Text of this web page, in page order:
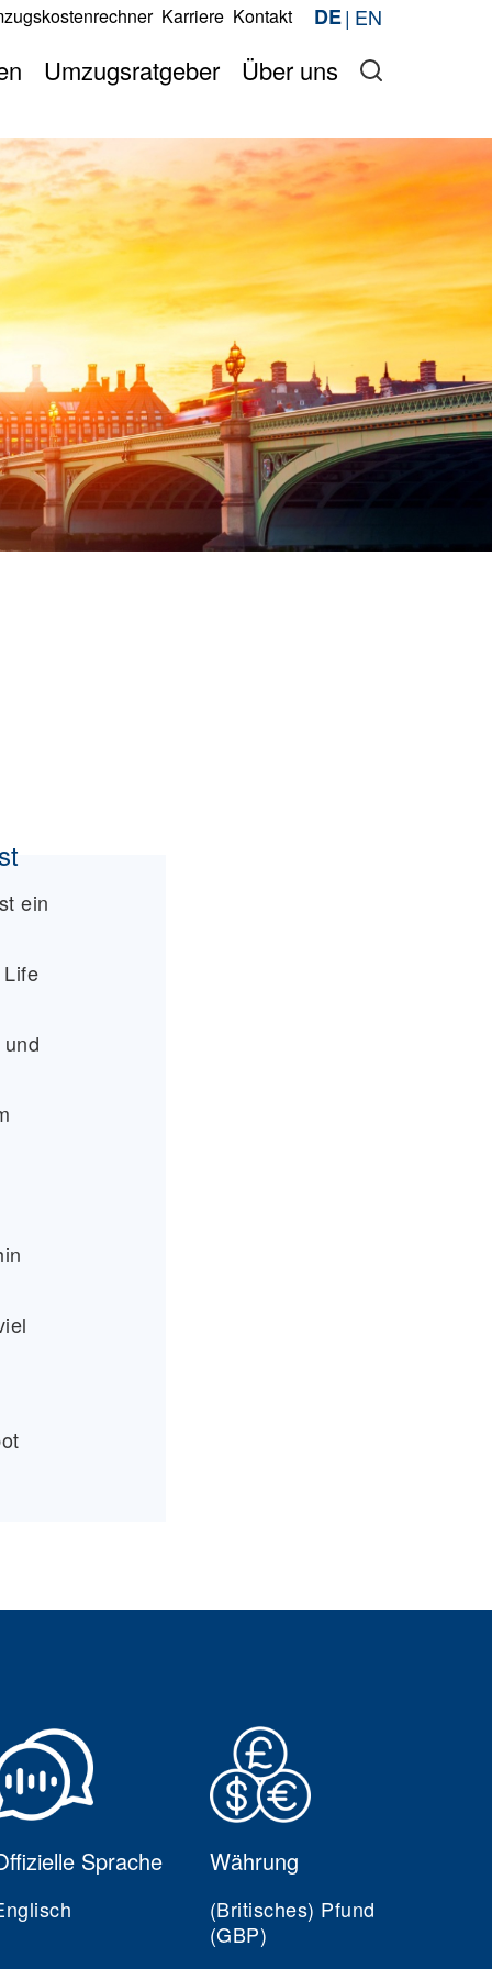
Jetzt anfragen
berechnen
Umzugsratgeber
Jetzt anfragen
Über uns
Karriere Kontakt DE EN
ein
Sprache Währung
(Britisches) Pfund
(GBP)